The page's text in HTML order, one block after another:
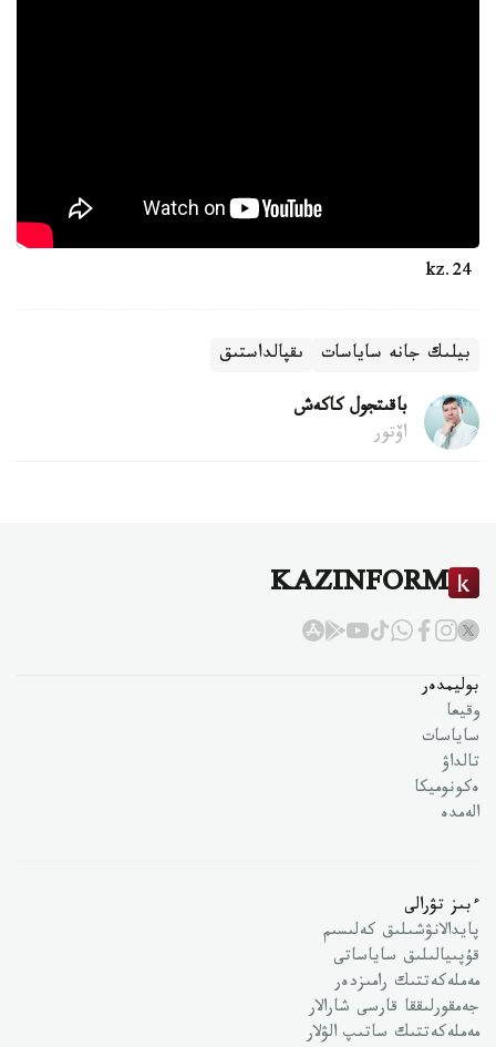
بيلىك جانە ساياسات ىقپالداستىق
باقىتجول كاكەش
اۆتور
KAZINFORM
بوليمدەر
وقيعا
ساياسات
تالداۋ
ەكونوميكا
الەمدە
ءبىز تۋرالى
پايدالانۋشىلىق كەلىسىم
قۇپىيالىلىق ساياساتى
مەملەكەتتىك رامىزدەر
جەمقورلىققا قارسى شارالار
مەملەكەتتىك ساتىپ الۋلار